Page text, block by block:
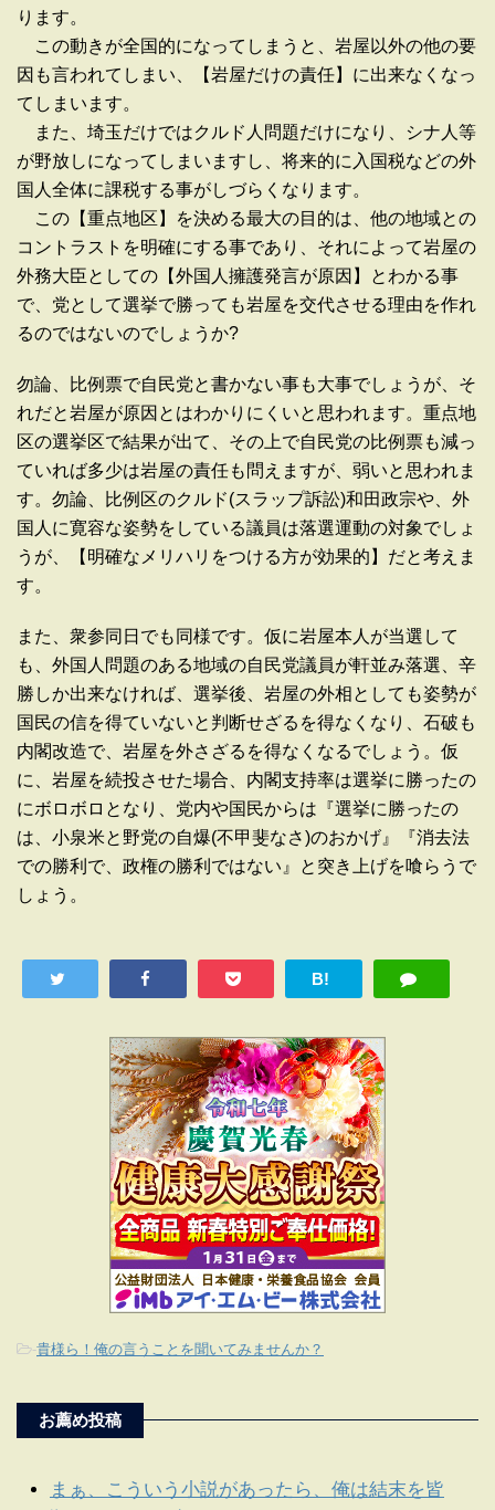
ります。
この動きが全国的になってしまうと、岩屋以外の他の要
因も言われてしまい、【岩屋だけの責任】に出来なくなっ
てしまいます。
また、埼玉だけではクルド人問題だけになり、シナ人等
が野放しになってしまいますし、将来的に入国税などの外
国人全体に課税する事がしづらくなります。
この【重点地区】を決める最大の目的は、他の地域との
コントラストを明確にする事であり、それによって岩屋の
外務大臣としての【外国人擁護発言が原因】とわかる事
で、党として選挙で勝っても岩屋を交代させる理由を作れ
るのではないのでしょうか?
勿論、比例票で自民党と書かない事も大事でしょうが、そ
れだと岩屋が原因とはわかりにくいと思われます。重点地
区の選挙区で結果が出て、その上で自民党の比例票も減っ
ていれば多少は岩屋の責任も問えますが、弱いと思われま
す。勿論、比例区のクルド(スラップ訴訟)和田政宗や、外
国人に寛容な姿勢をしている議員は落選運動の対象でしょ
うが、【明確なメリハリをつける方が効果的】だと考えま
す。
また、衆参同日でも同様です。仮に岩屋本人が当選して
も、外国人問題のある地域の自民党議員が軒並み落選、辛
勝しか出来なければ、選挙後、岩屋の外相としても姿勢が
国民の信を得ていないと判断せざるを得なくなり、石破も
内閣改造で、岩屋を外さざるを得なくなるでしょう。仮
に、岩屋を続投させた場合、内閣支持率は選挙に勝ったの
にボロボロとなり、党内や国民からは『選挙に勝ったの
は、小泉米と野党の自爆(不甲斐なさ)のおかげ』『消去法
での勝利で、政権の勝利ではない』と突き上げを喰らうで
しょう。
B!
-貴様ら！俺の言うことを聞いてみませんか？
お薦め投稿
まぁ、こういう小説があったら、俺は結末を皆